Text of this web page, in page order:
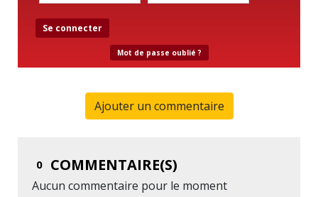
Se connecter
Mot de passe oublié ?
Ajouter un commentaire
0 COMMENTAIRE(S)
Aucun commentaire pour le moment